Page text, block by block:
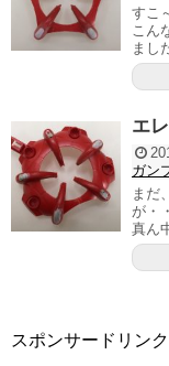
すこ
こん
まし
エ
ガン
まだ
が・
真ん
スポンサードリンク